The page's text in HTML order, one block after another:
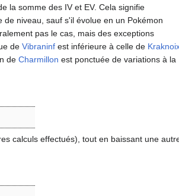
la somme des IV et EV. Cela signifie
niveau, sauf s'il évolue en un Pokémon
pas le cas, mais des exceptions
de Vibraninf est inférieure à celle de
de Charmillon est ponctuée de variations à la
calculs effectués), tout en baissant une